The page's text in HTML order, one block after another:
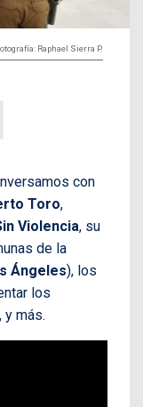
Raphael Sierra P.
con
Toro,
Violencia, su
de la
Ángeles), los
los
más.